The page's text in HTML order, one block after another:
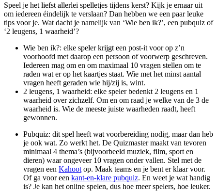
Speel je het liefst allerlei spelletjes tijdens kerst? Kijk je ernaar uit
om iedereen éindelijk te verslaan? Dan hebben we een paar leuke
tips voor je. Wat dacht je namelijk van ‘Wie ben ik?’, een pubquiz of
‘2 leugens, 1 waarheid’?
Wie ben ik?: elke speler krijgt een post-it voor op z’n
voorhoofd met daarop een persoon of voorwerp geschreven.
Iedereen mag om en om maximaal 10 vragen stellen om te
raden wat er op het kaartjes staat. Wie met het minst aantal
vragen heeft geraden wie hij/zij is, wint.
2 leugens, 1 waarheid: elke speler bedenkt 2 leugens en 1
waarheid over zichzelf. Om en om raad je welke van de 3 de
waarheid is. Wie de meeste juiste waarheden raadt, heeft
gewonnen.
Pubquiz: dit spel heeft wat voorbereiding nodig, maar dan heb
je ook wat. Zo werkt het. De Quizmaster maakt van tevoren
minimaal 4 thema’s (bijvoorbeeld muziek, film, sport en
dieren) waar ongeveer 10 vragen onder vallen. Stel met de
vragen een Kahoot op. Maak teams en je bent er klaar voor.
Of ga voor een kant-en-klare pubquiz. En weet je wat handig
is? Je kan het online spelen, dus hoe meer spelers, hoe leuker.